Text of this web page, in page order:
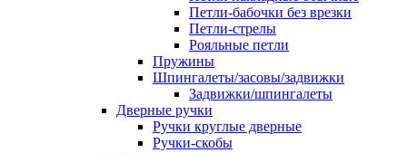
Петли-бабочки без врезки
Петли-стрелы
Рояльные петли
Пружины
Шпингалеты/засовы/задвижки
Задвижки/шпингалеты
Дверные ручки
Ручки круглые дверные
Ручки-скобы